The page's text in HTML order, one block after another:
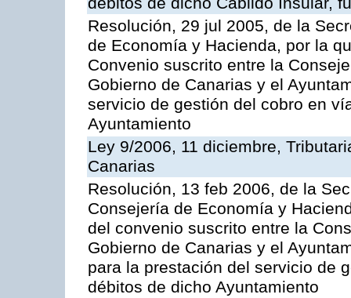
Resolución, 29 jul 2005, de la
de Economía y Hacienda, por la
Convenio suscrito entre la
Gobierno de Canarias y el
servicio de gestión del cobro en
Ayuntamiento
Ley 9/2006, 11 diciembre,
Canarias
Resolución, 13 feb 2006, de la
Consejería de Economía y
del convenio suscrito entre la
Gobierno de Canarias y el
para la prestación del servicio de
débitos de dicho Ayuntamiento